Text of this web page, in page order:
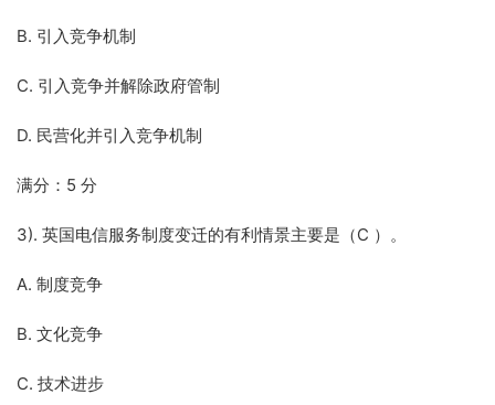
B. 引入竞争机制
C. 引入竞争并解除政府管制
D. 民营化并引入竞争机制
满分：5 分
3). 英国电信服务制度变迁的有利情景主要是（C ）。
A. 制度竞争
B. 文化竞争
C. 技术进步